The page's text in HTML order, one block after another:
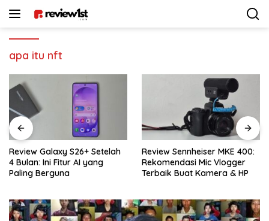
apa itu nft
Review Galaxy S26+ Setelah
4 Bulan: Ini Fitur AI yang
Paling Berguna
Review Sennheiser MKE 400:
Rekomendasi Mic Vlogger
Terbaik Buat Kamera & HP